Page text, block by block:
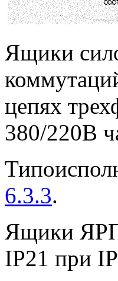
Ящики
цепях
380/220В
6.3.3.
Ящики ЯРП
IP21 при